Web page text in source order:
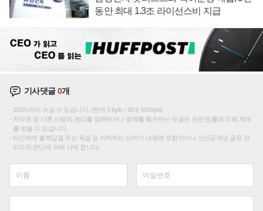
동안 최대 1.3조 라이선스비 지급
기사댓글0개
200자까지 쓰실 수 있습니다. (현재 0 byte / 최대 400byte)
저작권 등 다른 사람의 권리를 침해하거나 명예를 훼손하는 댓글은 관련 법률에 의해 제재
를 받을 수 있습니다.
타인에게 불쾌감을 주는 욕설 등 비하하는 단어가 내용에 포함되거나 인신공격성 글은 관
리자의 판단에 의해 삭제 합니다.